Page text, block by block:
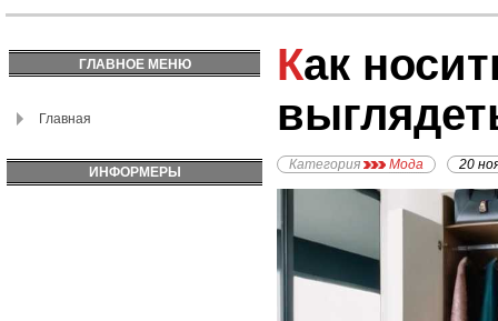
ГЛАВНОЕ МЕНЮ
Главная
ИНФОРМЕРЫ
Как носить леггинсы и
Категория Мода 20